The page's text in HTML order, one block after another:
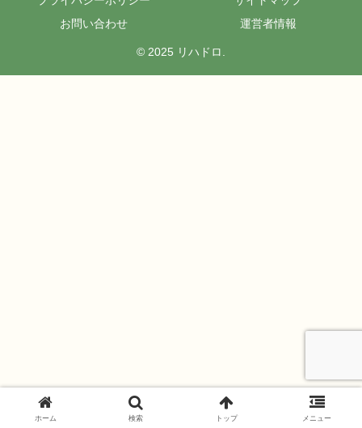
お問い合わせ
運営者情報
© 2025 リハドロ.
ホーム 検索 トップ メニュー